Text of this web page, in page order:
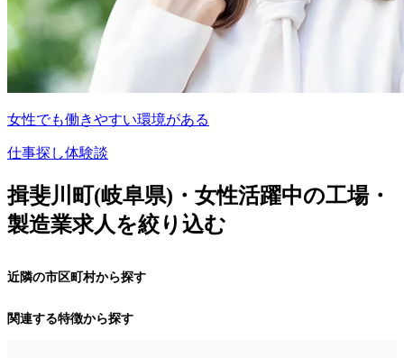
女性でも働きやすい環境がある
仕事探し体験談
揖斐川町(岐阜県)・女性活躍中の工場・
製造業求人を絞り込む
近隣の市区町村から探す
関連する特徴から探す